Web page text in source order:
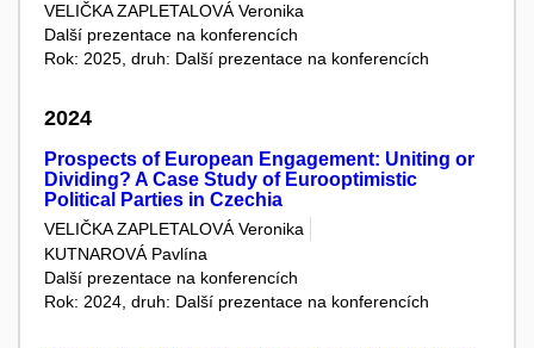
VELIČKA ZAPLETALOVÁ Veronika
Další prezentace na konferencích
Rok: 2025, druh: Další prezentace na konferencích
2024
Prospects of European Engagement: Uniting or
Dividing? A Case Study of Eurooptimistic
Political Parties in Czechia
VELIČKA ZAPLETALOVÁ Veronika
KUTNAROVÁ Pavlína
Další prezentace na konferencích
Rok: 2024, druh: Další prezentace na konferencích